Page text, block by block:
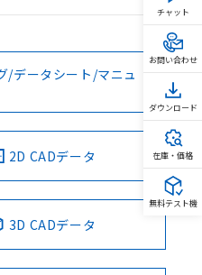
/データシート/マニュ
2D CADデータ
3D CADデータ
チャット
お問い合わせ
ダウンロード
在庫・価格
無料テスト機